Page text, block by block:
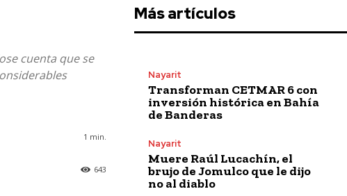
cuenta que se
1 min.
643
Más artículos
Nayarit
Transforman CETMAR 6 con
inversión histórica en Bahía
de Banderas
Nayarit
Muere Raúl Lucachín, el
brujo de Jomulco que le dijo
no al diablo